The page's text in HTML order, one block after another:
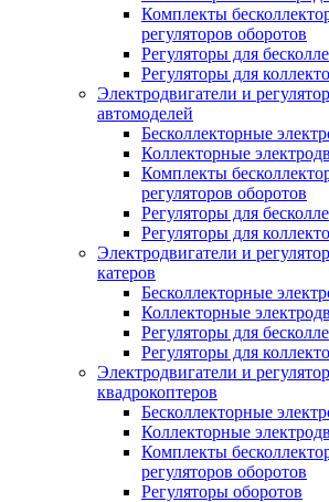
Комплекты
регуляторов оборотов
Регуляторы для
Регуляторы для
Электродвигатели и
автомоделей
Бесколлекторные
Коллекторные
Комплекты
регуляторов оборотов
Регуляторы для
Регуляторы для
Электродвигатели и
катеров
Бесколлекторные
Коллекторные
Регуляторы для
Регуляторы для
Электродвигатели и
квадрокоптеров
Бесколлекторные
Коллекторные
Комплекты
регуляторов оборотов
Регуляторы оборотов